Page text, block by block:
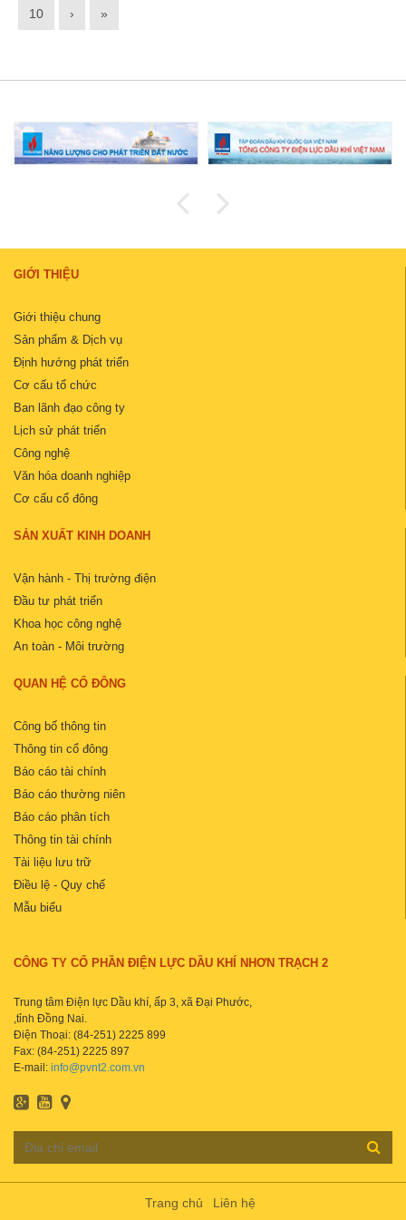
10 › »
GIỚI THIỆU
Giới thiệu chung
Sản phẩm & Dịch vụ
Định hướng phát triển
Cơ cấu tổ chức
Ban lãnh đạo công ty
Lịch sử phát triển
Công nghệ
Văn hóa doanh nghiệp
Cơ cấu cổ đông
SẢN XUẤT KINH DOANH
Vận hành - Thị trường điện
Đầu tư phát triển
Khoa học công nghệ
An toàn - Môi trường
QUAN HỆ CỔ ĐÔNG
Công bố thông tin
Thông tin cổ đông
Báo cáo tài chính
Báo cáo thường niên
Báo cáo phân tích
Thông tin tài chính
Tài liệu lưu trữ
Điều lệ - Quy chế
Mẫu biểu
CÔNG TY CỔ PHẦN ĐIỆN LỰC DẦU KHÍ NHƠN TRẠCH 2
Trung tâm Điện lực Dầu khí, ấp 3, xã Đại Phước,
,tỉnh Đồng Nai.
Điện Thoại: (84-251) 2225 899
Fax: (84-251) 2225 897
E-mail: info@pvnt2.com.vn
Trang chủ Liên hệ